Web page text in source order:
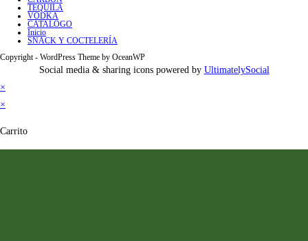
TEQUILA
VODKA
CATALOGO
Inicio
SNACK Y COCTELERÍA
Copyright - WordPress Theme by OceanWP
Social media & sharing icons powered by UltimatelySocial
×
×
Carrito